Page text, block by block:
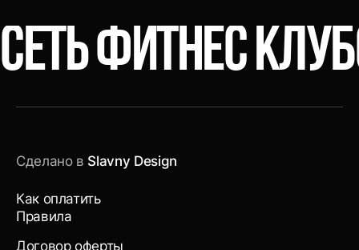
СЕТЬ ФИТНЕС
Сделано в Slavny Design
Как оплатить
Правила
Договор оферты